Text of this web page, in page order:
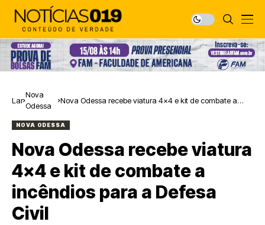
Lar
Nova
Odessa
Nova Odessa recebe viatura 4×4 e kit de combate a
NOVA ODESSA
Nova Odessa recebe viatura
4×4 e kit de combate a
incêndios para a Defesa
Civil